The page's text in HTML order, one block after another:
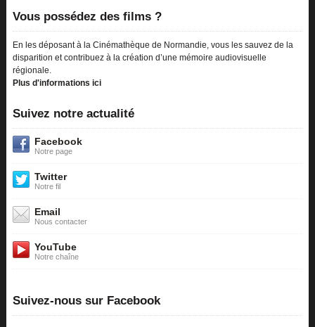
Vous possédez des films ?
En les déposant à la Cinémathèque de Normandie, vous les sauvez de la
disparition et contribuez à la création d’une mémoire audiovisuelle
régionale.
Plus d'informations ici
Suivez notre actualité
Facebook
Notre page
Twitter
Notre fil
Email
Nous contacter
YouTube
Notre chaîne
Suivez-nous sur Facebook